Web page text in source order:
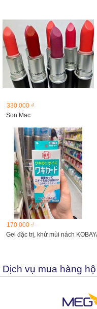
330,000 ₫
Son Mac
170,000 ₫
Dịch vụ mua hàng